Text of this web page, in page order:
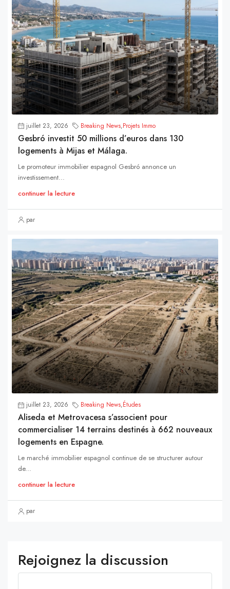
juillet 23, 2026 Breaking News,Projets Immo
Gesbró investit 50 millions d’euros dans 130
logements à Mijas et Málaga.
Le promoteur immobilier espagnol Gesbró annonce un
investissement...
continuer la lecture
par
juillet 23, 2026 Breaking News,Études
Aliseda et Metrovacesa s’associent pour
commercialiser 14 terrains destinés à 662 nouveaux
logements en Espagne.
Le marché immobilier espagnol continue de se structurer autour
de...
continuer la lecture
par
Rejoignez la discussion